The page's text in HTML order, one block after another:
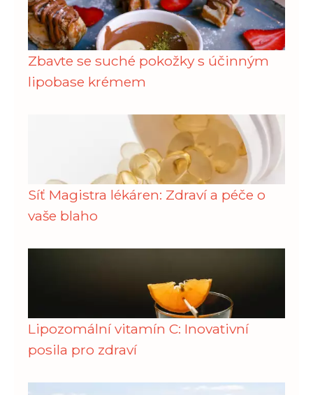
Zbavte se suché pokožky s účinným
lipobase krémem
Síť Magistra lékáren: Zdraví a péče o
vaše blaho
Lipozomální vitamín C: Inovativní
posila pro zdraví